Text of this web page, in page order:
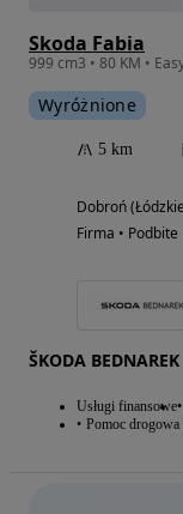
Skoda Fabia
999 cm3 • 80 KM •
Wyróżnione
5 km
Dobroń
Firma • Podbite
ŠKODA
Usługi finansowe
Pomoc